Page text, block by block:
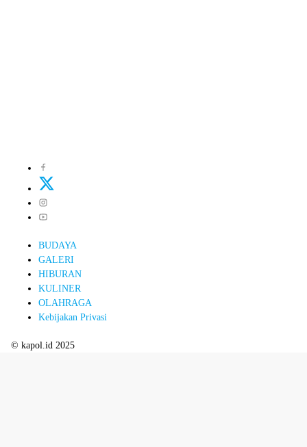
BUDAYA
GALERI
HIBURAN
KULINER
OLAHRAGA
Kebijakan Privasi
© kapol.id 2025